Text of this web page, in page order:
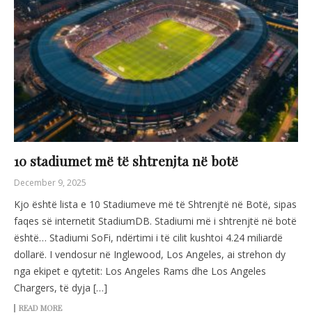
10 stadiumet më të shtrenjta në botë
December 9, 2025
Kjo është lista e 10 Stadiumeve më të Shtrenjtë në Botë, sipas
faqes së internetit StadiumDB. Stadiumi më i shtrenjtë në botë
është… Stadiumi SoFi, ndërtimi i të cilit kushtoi 4.24 miliardë
dollarë. I vendosur në Inglewood, Los Angeles, ai strehon dy
nga ekipet e qytetit: Los Angeles Rams dhe Los Angeles
Chargers, të dyja […]
READ MORE